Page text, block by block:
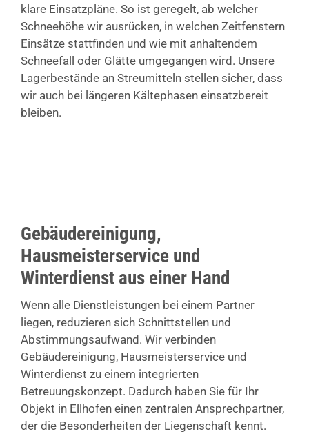
klare Einsatzpläne. So ist geregelt, ab welcher
Schneehöhe wir ausrücken, in welchen Zeitfenstern
Einsätze stattfinden und wie mit anhaltendem
Schneefall oder Glätte umgegangen wird. Unsere
Lagerbestände an Streumitteln stellen sicher, dass
wir auch bei längeren Kältephasen einsatzbereit
bleiben.
Gebäudereinigung,
Hausmeisterservice und
Winterdienst aus einer Hand
Wenn alle Dienstleistungen bei einem Partner
liegen, reduzieren sich Schnittstellen und
Abstimmungsaufwand. Wir verbinden
Gebäudereinigung, Hausmeisterservice und
Winterdienst zu einem integrierten
Betreuungskonzept. Dadurch haben Sie für Ihr
Objekt in Ellhofen einen zentralen Ansprechpartner,
der die Besonderheiten der Liegenschaft kennt.